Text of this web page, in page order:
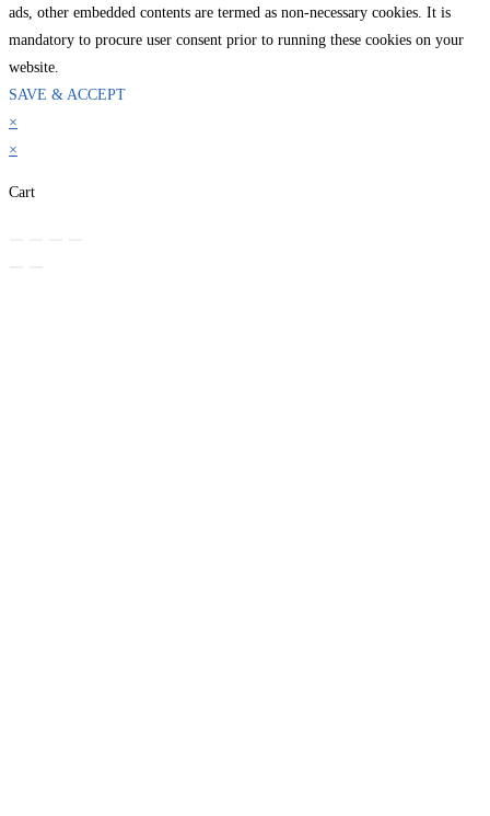
ads, other embedded contents are termed as non-necessary cookies. It is
mandatory to procure user consent prior to running these cookies on your
website.
SAVE & ACCEPT
×
×
Cart